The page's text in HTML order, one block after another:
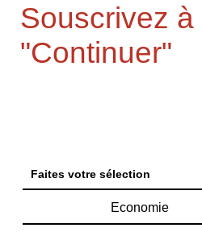
Souscrivez
"Continuer"
Faites votre sélection
Economie